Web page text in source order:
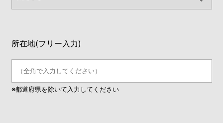
所在地(フリー入力)
※都道府県を除いて入力してください